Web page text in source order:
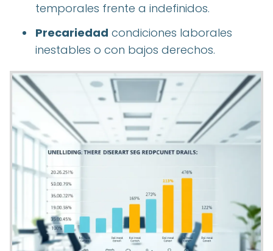
temporales frente a indefinidos.
Precariedad condiciones laborales
inestables o con bajos derechos.